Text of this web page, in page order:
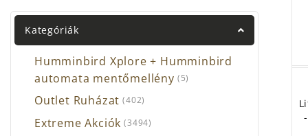
Kategóriák
Humminbird Xplore + Humminbird
automata mentőmellény (5)
Outlet Ruházat (402)
Extreme Akciók (3494)